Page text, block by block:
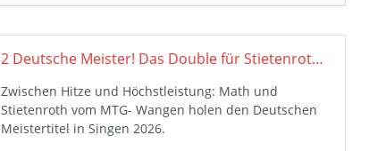
2 Deutsche Meister! Das Double für Stietenroth ist perfekt.
Zwischen Hitze und Höchstleistung: Math und
Stietenroth vom MTG- Wangen holen den Deutschen
Meistertitel in Singen 2026.